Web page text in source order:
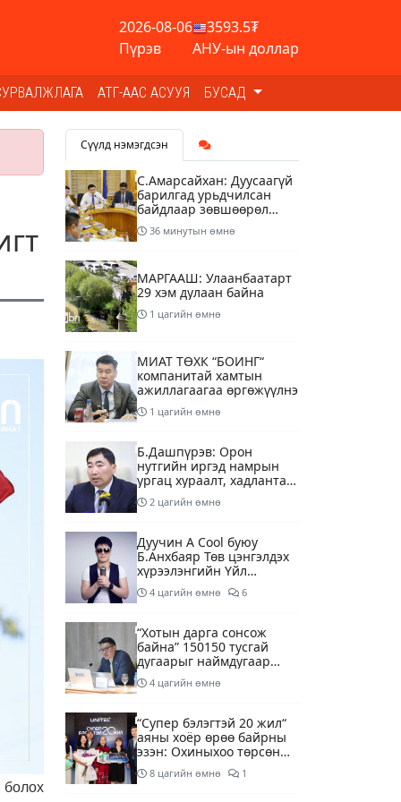
2026-08-06
Пүрэв
3593.5₮
АНУ-ын доллар
АТГ-ААС АСУУЯ БУСАД
болох
Сүүлд нэмэгдсэн
С.Амарсайхан: Дуусаагүй
барилгад урьдчилсан
байдлаар зөвшөөрөл
гэрчилгээ олгохгүй
байхаар зохион
36 минутын өмнө
МАРГААШ: Улаанбаатарт
29 хэм дулаан байна
1 цагийн өмнө
МИАТ ТӨХК “БОИНГ“
компанитай хамтын
ажиллагаагаа өргөжүүлнэ
1 цагийн өмнө
Б.Дашпүрэв: Орон
нутгийн иргэд намрын
ургац хураалт, хадлантай
холбоотой ШТС-уудаар
зөөврийн саваар
2 цагийн өмнө
Дуучин A Cool буюу
Б.Анхбаяр Төв цэнгэлдэх
хүрээлэнгийн Үйл
ажиллагаа, олон нийтийн
тоглолт хариуцсан
4 цагийн өмнө 6
“Хотын дарга сонсож
байна” 150150 тусгай
дугаарыг наймдугаар
сарын 14-нөөс
ажиллуулж эхэлнэ
4 цагийн өмнө
“Супер бэлэгтэй 20 жил“
аяны хоёр өрөө байрны
эзэн: Охиныхоо төрсөн
өдрөөр байртай болно
гэдэг хамгийн том аз
8 цагийн өмнө 1